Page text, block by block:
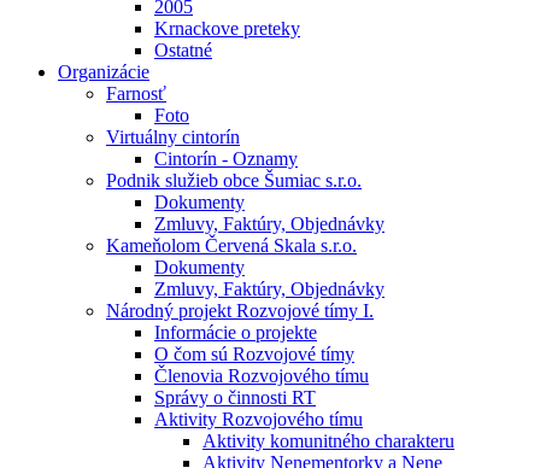
2005
Krnackove preteky
Ostatné
Organizácie
Farnosť
Foto
Virtuálny cintorín
Cintorín - Oznamy
Podnik služieb obce Šumiac s.r.o.
Dokumenty
Zmluvy, Faktúry, Objednávky
Kameňolom Červená Skala s.r.o.
Dokumenty
Zmluvy, Faktúry, Objednávky
Národný projekt Rozvojové tímy I.
Informácie o projekte
O čom sú Rozvojové tímy
Členovia Rozvojového tímu
Správy o činnosti RT
Aktivity Rozvojového tímu
Aktivity komunitného charakteru
Aktivity Nenementorky a Nene